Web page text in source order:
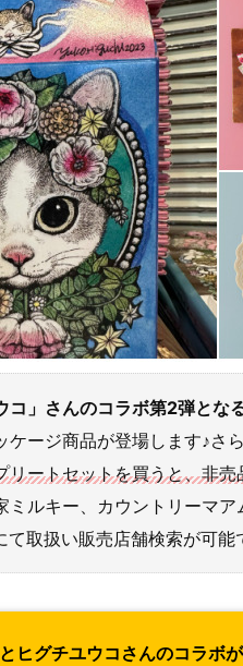
コ」さんのコラボ第2弾と
ージ商品が登場します♪さら
リートセットを買うと、非
ルキー、カウントリーマ
取扱い販売店舗検索が可能
ヒグチユウコさんのコラボが